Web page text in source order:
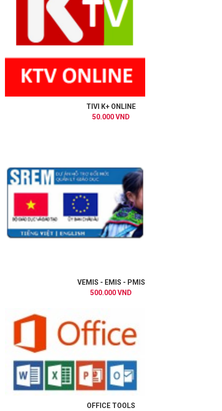
TIVI K+ ONLINE
50.000 VND
VEMIS - EMIS - PMIS
500.000 VND
OFFICE TOOLS